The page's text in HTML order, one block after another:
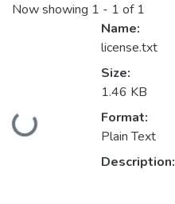
Now showing 1 - 1 of 1
Loading...
Name:
license.txt
Size:
1.46 KB
Format:
Plain Text
Description: